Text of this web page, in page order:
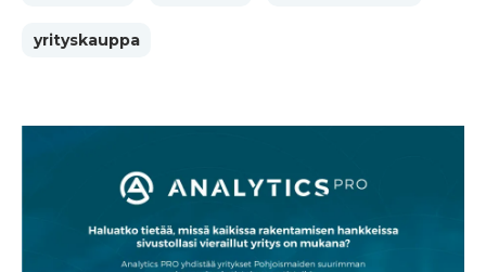
yrityskauppa